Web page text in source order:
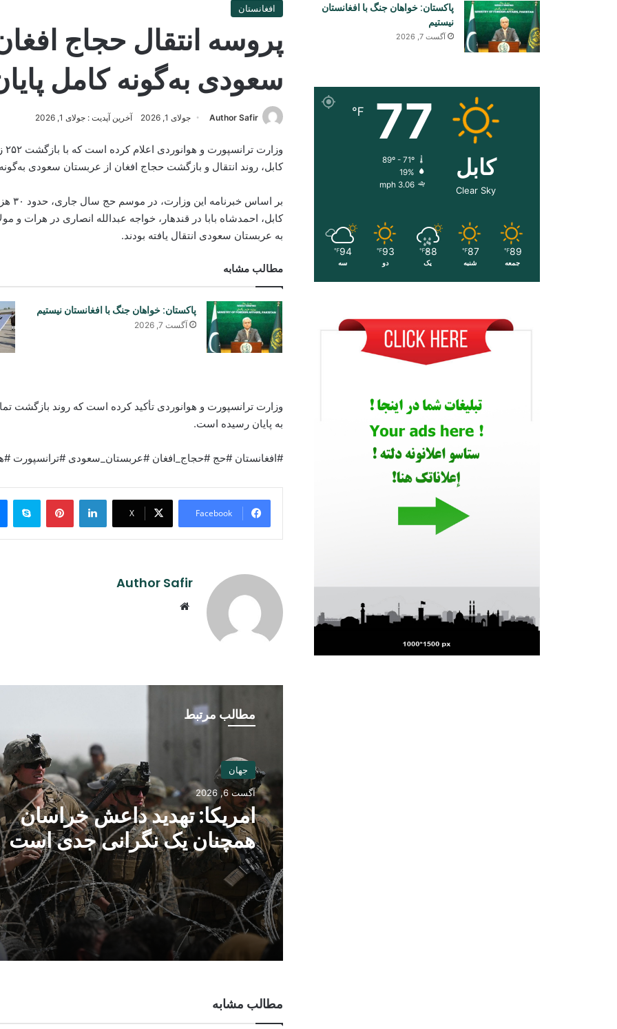
افغانستان
پروسه انتقال حجاج
سعودی به‌گونه کامل
Author Safir جولای 1, 2026 آخرین آپدیت : جولای 1, 2026
کابل، روند انتقال و بازگشت حجاج افغان از عربستان سعودی
بر
کابل، احمدشاه بابا در قندهار، خواجه عبدالله انصاری در هرات و
به عربستان سعودی انتقال یافته بودند.
مطالب مشابه
پاکستان: خواهان جنگ با افغانستان نیستیم
آگست 7, 2026
وزارت ترانسپورت و هوانوردی تأکید کرده است که روند بازگشت
به پایان رسیده است.
#افغانستان #حج #حجاج_افغان #عربستان_سعودی #ترانسپورت
Facebook
X
LinkedIn
Pinterest
Author Safir
مطالب مرتبط
جهان
آگست 6, 2026
امریکا: تهدید داعش خراسان
همچنان یک نگرانی جدی است
مطالب مشابه
پاکستان: خواهان جنگ با افغانستان
نیستیم
آگست 7, 2026
کابل
Clear Sky
77
℉
89º - 71º
19%
3.06 mph
89
℉
جمعه
87
℉
شنبه
88
℉
یک
93
℉
دو
94
℉
سه